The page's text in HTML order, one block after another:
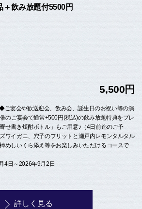
＋飲み放題付5500円
5,500円
宴会や歓送迎会、飲み会、誕生日のお祝い等の演
のご宴会で通常+500円(税込)の飲み放題特典をプレ
せ書き焼酎ボトル」もご用意♪（4日前迄のご予
ワイガニ、穴子のフリットと瀬戸内レモンタルタル
めしいくら添え等をお楽しみいただけるコースで
4日～2026年9月2日
詳しく見る